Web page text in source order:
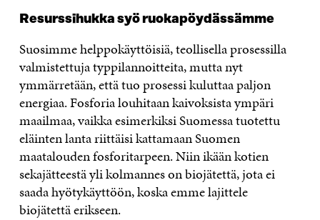
Resurssihukka syö ruokapöydässämme
Suosimme helppokäyttöisiä, teollisella prosessilla
valmistettuja typpilannoitteita, mutta nyt
ymmärretään, että tuo prosessi kuluttaa paljon
energiaa. Fosforia louhitaan kaivoksista ympäri
maailmaa, vaikka esimerkiksi Suomessa tuotettu
eläinten lanta riittäisi kattamaan Suomen
maatalouden fosforitarpeen. Niin ikään kotien
sekajätteestä yli kolmannes on biojätettä, jota ei
saada hyötykäyttöön, koska emme lajittele
biojätettä erikseen.